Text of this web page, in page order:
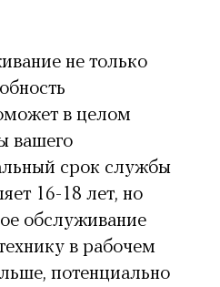
не только
в целом
вашего
срок службы
16-18 лет, но
обслуживание
в рабочем
потенциально